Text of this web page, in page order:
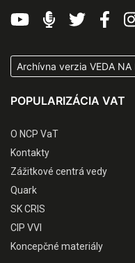
Archívna verzia VEDA NA
POPULARIZÁCIA VAT
O NCP VaT
Kontakty
Zážitkové centrá vedy
Quark
SK CRIS
CIP VVI
Koncepčné materiály